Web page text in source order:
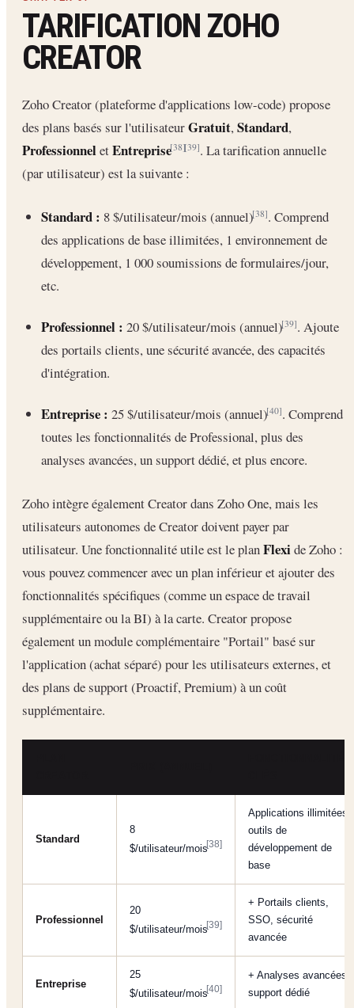
TARIFICATION ZOHO
CREATOR
Zoho Creator (plateforme d'applications low-code) propose
des plans basés sur l'utilisateurGratuit,Standard,
ProfessionneletEntreprise[38][39]. La tarification annuelle
(par utilisateur) est la suivante :
Standard : 8 $/utilisateur/mois (annuel)[38]. Comprend
des applications de base illimitées, 1 environnement de
développement, 1 000 soumissions de formulaires/jour,
etc.
Professionnel : 20 $/utilisateur/mois (annuel)[39]. Ajoute
des portails clients, une sécurité avancée, des capacités
d'intégration.
Entreprise : 25 $/utilisateur/mois (annuel)[40]. Comprend
toutes les fonctionnalités de Professional, plus des
analyses avancées, un support dédié, et plus encore.
Zoho intègre également Creator dans Zoho One, mais les
utilisateurs autonomes de Creator doivent payer par
utilisateur. Une fonctionnalité utile est le planFlexide Zoho :
vous pouvez commencer avec un plan inférieur et ajouter des
fonctionnalités spécifiques (comme un espace de travail
supplémentaire ou la BI) à la carte. Creator propose
également un module complémentaire "Portail" basé sur
l'application (achat séparé) pour les utilisateurs externes, et
des plans de support (Proactif, Premium) à un coût
supplémentaire.
Standard
8
$/utilisateur/mois[38]
Applications illimitées,
outils de
développement de
base
Professionnel
20
$/utilisateur/mois[39]
+ Portails clients,
SSO, sécurité
avancée
Entreprise
25
$/utilisateur/mois[40]
+ Analyses avancées,
support dédié